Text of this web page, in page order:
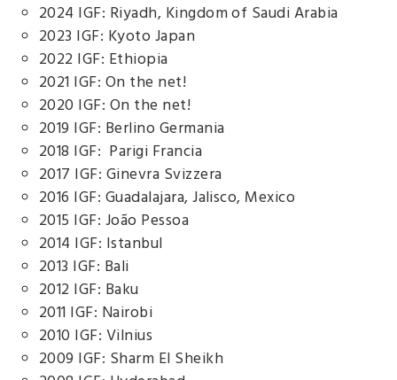
2024 IGF: Riyadh, Kingdom of Saudi Arabia
2023 IGF: Kyoto Japan
2022 IGF: Ethiopia
2021 IGF: On the net!
2020 IGF: On the net!
2019 IGF: Berlino Germania
2018 IGF: Parigi Francia
2017 IGF: Ginevra Svizzera
2016 IGF: Guadalajara, Jalisco, Mexico
2015 IGF: João Pessoa
2014 IGF: Istanbul
2013 IGF: Bali
2012 IGF: Baku
2011 IGF: Nairobi
2010 IGF: Vilnius
2009 IGF: Sharm El Sheikh